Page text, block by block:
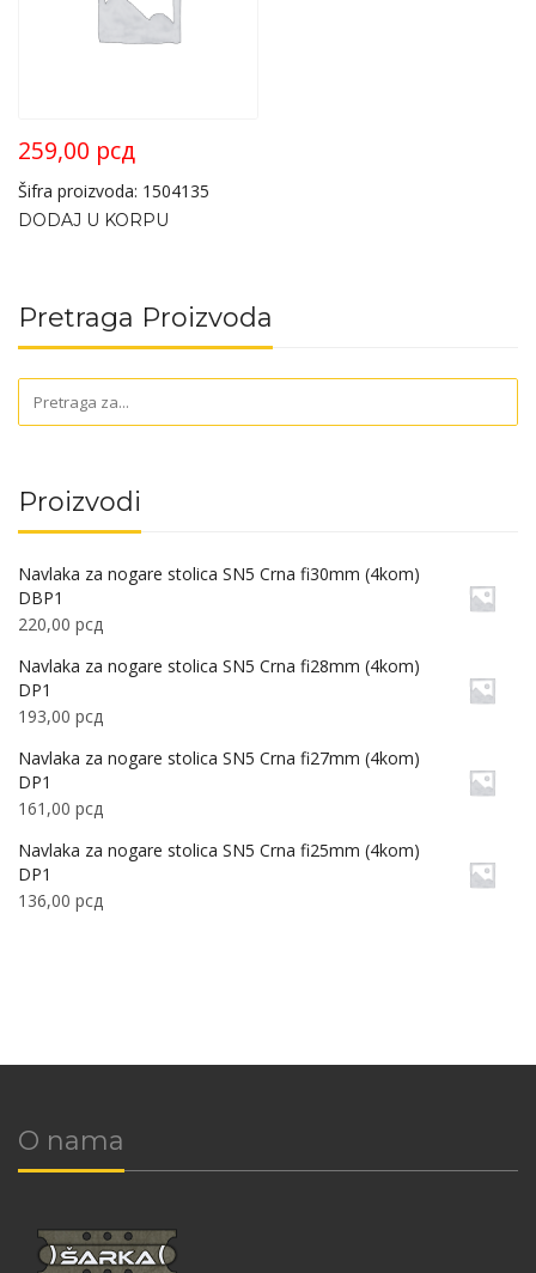
259,00 рсд
Šifra proizvoda: 1504135
DODAJ U KORPU
Pretraga Proizvoda
Proizvodi
Navlaka za nogare stolica SN5 Crna fi30mm (4kom)
DBP1
220,00 рсд
Navlaka za nogare stolica SN5 Crna fi28mm (4kom)
DP1
193,00 рсд
Navlaka za nogare stolica SN5 Crna fi27mm (4kom)
DP1
161,00 рсд
Navlaka za nogare stolica SN5 Crna fi25mm (4kom)
DP1
136,00 рсд
O nama